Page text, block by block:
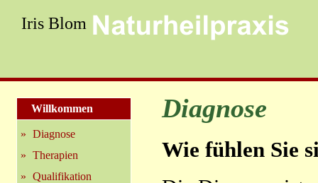
Iris Blom
Willkommen
» Diagnose
» Therapien
» Qualifikation